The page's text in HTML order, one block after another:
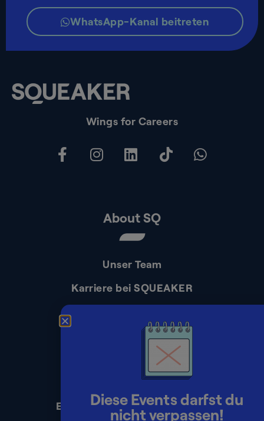
Wings for Careers
About SQ
Unser Team
Karriere bei SQUEAKER
Presse
Impressum
Datenschutz
Erklärung zur Barrierefreiheit
WhatsApp-Kanal beitreten
Diese Events darfst du
nicht verpassen!